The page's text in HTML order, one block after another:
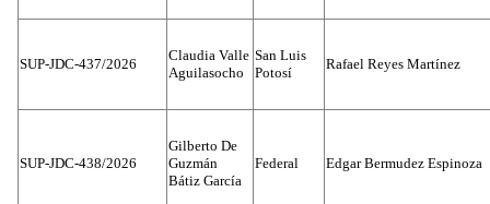
SUP-JDC-437/2026
Claudia Valle
Aguilasocho
San Luis
Potosí
Rafael Reyes Martínez
SUP-JDC-438/2026
Gilberto De
Guzmán
Bátiz García
Federal Edgar Bermudez Espinoza